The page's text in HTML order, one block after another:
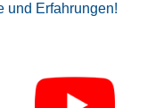
und Erfahrungen!